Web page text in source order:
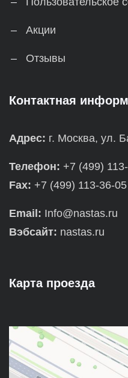
Акции
Отзывы
Контактная
Адрес: г. Москва, ул.
Телефон: +7 (499)
Fax: +7 (499) 113-36-05
Email: Info@nastas.ru
Вэбсайт: nastas.ru
Карта проезда